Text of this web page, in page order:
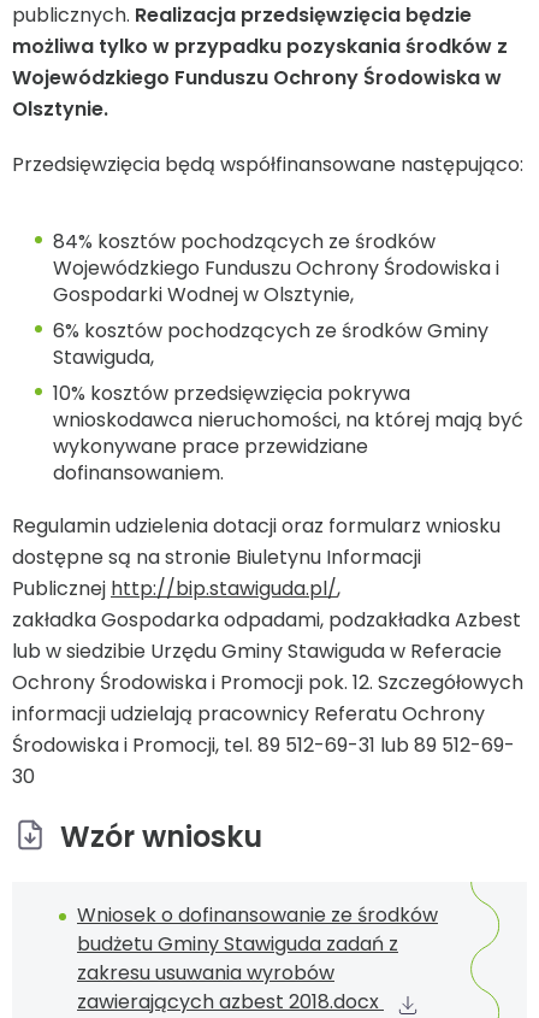
publicznych. Realizacja przedsięwzięcia będzie
możliwa tylko w przypadku pozyskania środków z
Wojewódzkiego Funduszu Ochrony Środowiska w
Olsztynie.
Przedsięwzięcia będą współfinansowane następująco:
84% kosztów pochodzących ze środków
Wojewódzkiego Funduszu Ochrony Środowiska i
Gospodarki Wodnej w Olsztynie,
6% kosztów pochodzących ze środków Gminy
Stawiguda,
10% kosztów przedsięwzięcia pokrywa
wnioskodawca nieruchomości, na której mają być
wykonywane prace przewidziane
dofinansowaniem.
Regulamin udzielenia dotacji oraz formularz wniosku
dostępne są na stronie Biuletynu Informacji
Publicznej http://bip.stawiguda.pl/,
zakładka Gospodarka odpadami, podzakładka Azbest
lub w siedzibie Urzędu Gminy Stawiguda w Referacie
Ochrony Środowiska i Promocji pok. 12. Szczegółowych
informacji udzielają pracownicy Referatu Ochrony
Środowiska i Promocji, tel. 89 512-69-31 lub 89 512-69-
30
Wzór wniosku
Wniosek o dofinansowanie ze środków
budżetu Gminy Stawiguda zadań z
zakresu usuwania wyrobów
zawierających azbest 2018.docx